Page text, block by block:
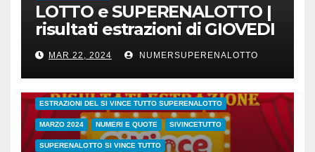
LOTTO e SUPERENALOTTO |
risultati estrazioni di GIOVEDI
21 marzo 2024
MAR 22, 2024 NUMERSUPERENALOTTO
CONC.212 MERCOLEDI 20 MARZO 2024
ESTRAZIONI DEL SI VINCE TUTTO SUPERENALOTTO
MARZO 2024 NUMERI E QUOTE SIVINCETUTTO
SUPERENALOTTO SI VINCE TUTTO